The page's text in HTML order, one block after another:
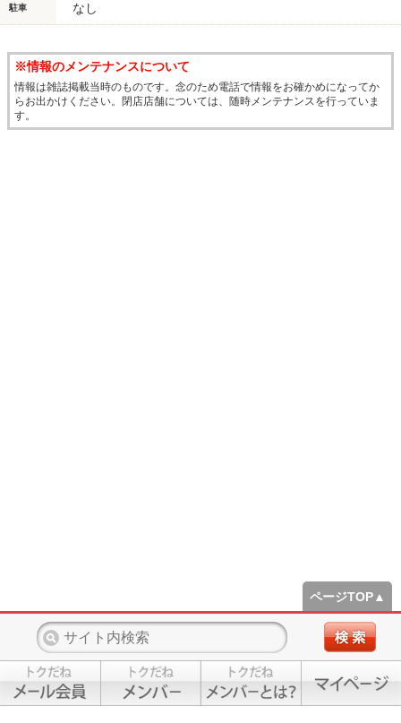
駐車 なし
※情報のメンテナンスについて
情報は雑誌掲載当時のものです。念のため電話で情報をお確かめになってか
らお出かけください。閉店店舗については、随時メンテナンスを行っていま
す。
ページTOP▲